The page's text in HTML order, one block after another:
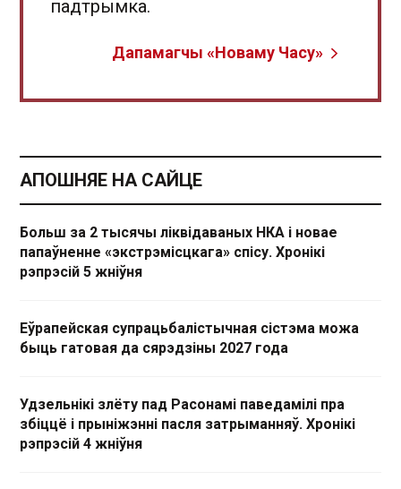
падтрымка.
Дапамагчы «Новаму Часу»
АПОШНЯЕ НА САЙЦЕ
Больш за 2 тысячы ліквідаваных НКА і новае
папаўненне «экстрэмісцкага» спісу. Хронікі
рэпрэсій 5 жніўня
Еўрапейская супрацьбалістычная сістэма можа
быць гатовая да сярэдзіны 2027 года
Удзельнікі злёту пад Расонамі паведамілі пра
збіццё і прыніжэнні пасля затрыманняў. Хронікі
рэпрэсій 4 жніўня